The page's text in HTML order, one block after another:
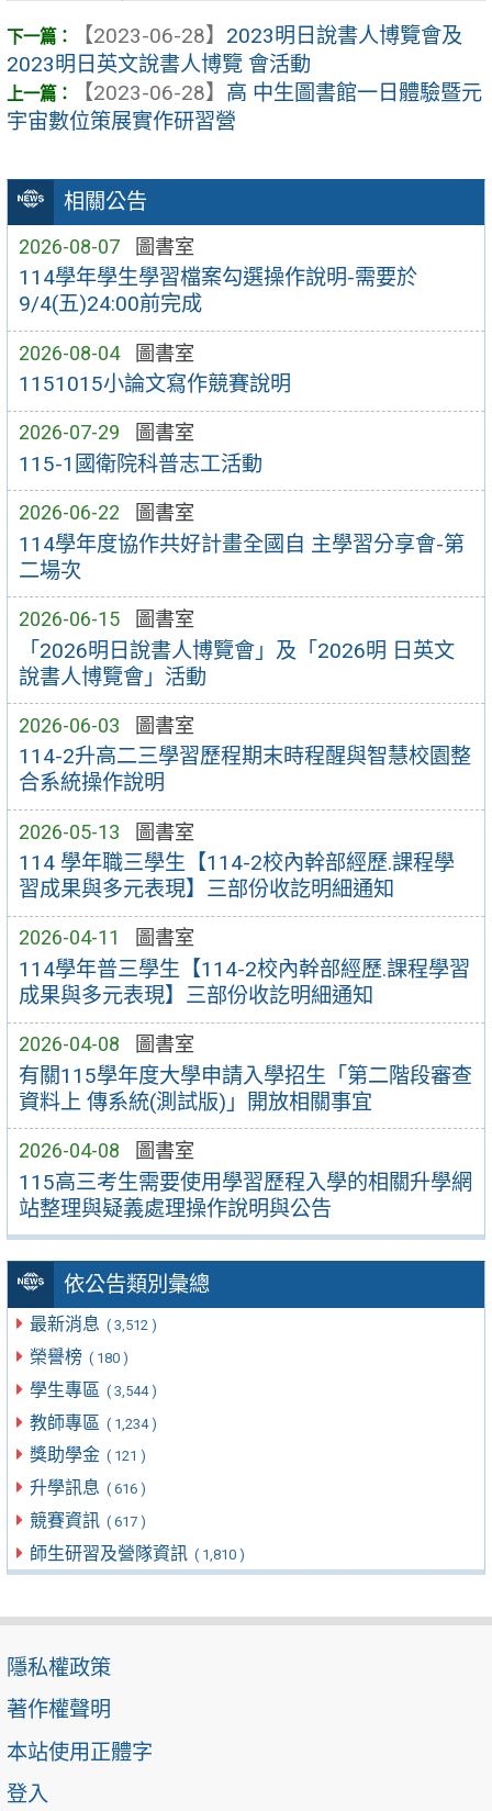
相關公告
2026-08-07 圖書室
114學年學生學習檔案勾選操作說明-需要於
9/4(五)24:00前完成
2026-08-04 圖書室
1151015小論文寫作競賽說明
2026-07-29 圖書室
115-1國衛院科普志工活動
2026-06-22 圖書室
114學年度協作共好計畫全國自 主學習分享會-第
二場次
2026-06-15 圖書室
「2026明日說書人博覽會」及「2026明 日英文
說書人博覽會」活動
2026-06-03 圖書室
114-2升高二三學習歷程期末時程醒與智慧校園整
合系統操作說明
2026-05-13 圖書室
114 學年職三學生【114-2校內幹部經歷.課程學
習成果與多元表現】三部份收訖明細通知
2026-04-11 圖書室
114學年普三學生【114-2校內幹部經歷.課程學習
成果與多元表現】三部份收訖明細通知
2026-04-08 圖書室
有關115學年度大學申請入學招生「第二階段審查
資料上 傳系統(測試版)」開放相關事宜
2026-04-08 圖書室
115高三考生需要使用學習歷程入學的相關升學網
站整理與疑義處理操作說明與公告
依公告類別彙總
最新消息 ( 3,512 )
榮譽榜 ( 180 )
學生專區 ( 3,544 )
教師專區 ( 1,234 )
獎助學金 ( 121 )
升學訊息 ( 616 )
競賽資訊 ( 617 )
師生研習及營隊資訊 ( 1,810 )
【2023-06-28】 2023明日說書人博覽會及
2023明日英文說書人博覽 會活動
【2023-06-28】 高 中生圖書館一日體驗暨元
宇宙數位策展實作研習營
隱私權政策
著作權聲明
本站使用正體字
登入